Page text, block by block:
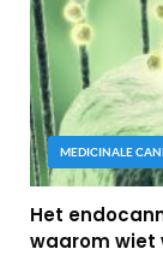
MEDICINALE
Het
waarom wiet